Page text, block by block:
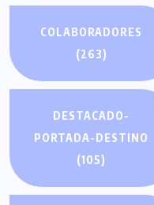
COLABORADORES
(263)
DESTACADO-
PORTADA-DESTINO
(105)